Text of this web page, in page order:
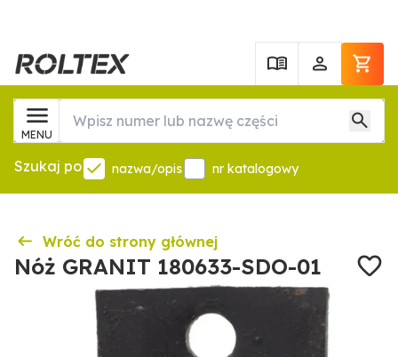
MENU
Szukaj po nazwa/opis nr katalogowy
Wróć do strony głównej
Nóż GRANIT 180633-SDO-01